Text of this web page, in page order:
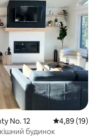
No. 12 Середня
4,89 (19)
будинок